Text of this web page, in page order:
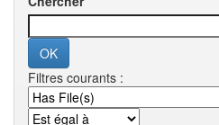
Filtres courants :